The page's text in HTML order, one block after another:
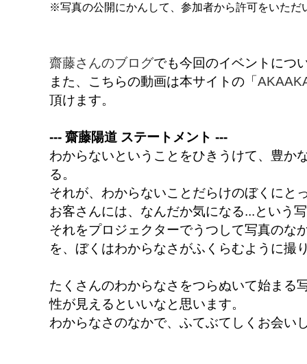
※写真の公開にかんして、参加者から許可をいただ
齋藤さんのブログでも今回のイベントにつ
また、こちらの動画は本サイトの「
頂けます。
--- 齋藤陽道 ステートメント ---
わからないということをひきうけて、豊か
る。
それが、わからないことだらけのぼくにと
お客さんには、なんだか気になる...という
それをプロジェクターでうつして写真のな
を、ぼくはわからなさがふくらむように撮
たくさんのわからなさをつらぬいて始まる
性が見えるといいなと思います。
わからなさのなかで、ふてぶてしくお会い